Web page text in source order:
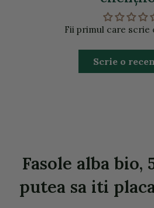
Fii primul care scrie
Scrie o
Fasole alba bio,
putea sa iti